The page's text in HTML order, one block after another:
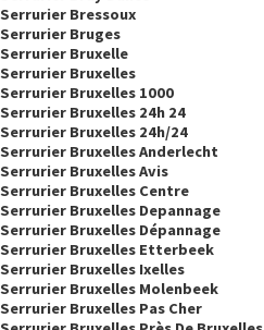
Serrurier Bressoux
Serrurier Bruges
Serrurier Bruxelle
Serrurier Bruxelles
Serrurier Bruxelles 1000
Serrurier Bruxelles 24h 24
Serrurier Bruxelles 24h/24
Serrurier Bruxelles Anderlecht
Serrurier Bruxelles Avis
Serrurier Bruxelles Centre
Serrurier Bruxelles Depannage
Serrurier Bruxelles Dépannage
Serrurier Bruxelles Etterbeek
Serrurier Bruxelles Ixelles
Serrurier Bruxelles Molenbeek
Serrurier Bruxelles Pas Cher